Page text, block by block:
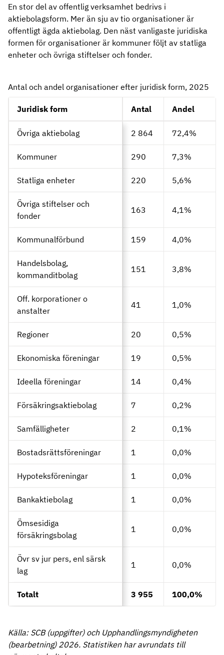
En stor del av offentlig verksamhet bedrivs i
aktiebolagsform. Mer än sju av tio organisationer är
offentligt ägda aktiebolag. Den näst vanligaste juridiska
formen för organisationer är kommuner följt av statliga
enheter och övriga stiftelser och fonder.
Antal och andel organisationer efter juridisk form, 2025
Juridisk form Antal Andel
Övriga aktiebolag 2 864 72,4%
Kommuner 290 7,3%
Statliga enheter 220 5,6%
Övriga stiftelser och
fonder
163 4,1%
Kommunalförbund 159 4,0%
Handelsbolag,
kommanditbolag
151 3,8%
Off. korporationer o
anstalter
41 1,0%
Regioner 20 0,5%
Ekonomiska föreningar 19 0,5%
Ideella föreningar 14 0,4%
Försäkringsaktiebolag 7 0,2%
Samfälligheter 2 0,1%
Bostadsrättsföreningar 1 0,0%
Hypoteksföreningar 1 0,0%
Bankaktiebolag 1 0,0%
Ömsesidiga
försäkringsbolag
1 0,0%
Övr sv jur pers, enl särsk
lag
1 0,0%
Totalt 3 955 100,0%
Källa: SCB (uppgifter) och Upphandlingsmyndigheten
(bearbetning) 2026. Statistiken har avrundats till